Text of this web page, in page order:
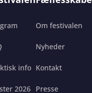
info
2026
Om festivalen
Nyheder
Kontakt
Presse